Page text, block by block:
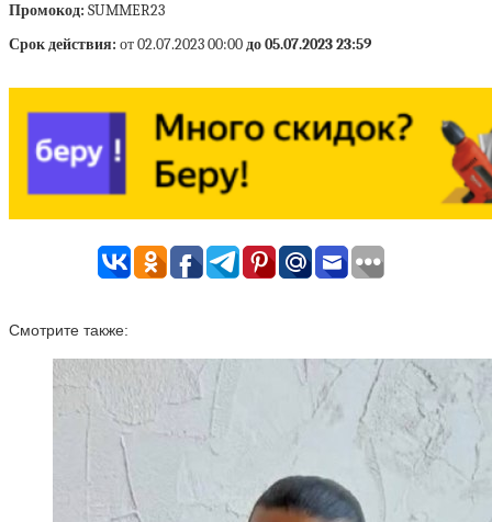
Промокод: SUMMER23
Срок действия: от 02.07.2023 00:00до 05.07.2023 23:59
Смотрите также: